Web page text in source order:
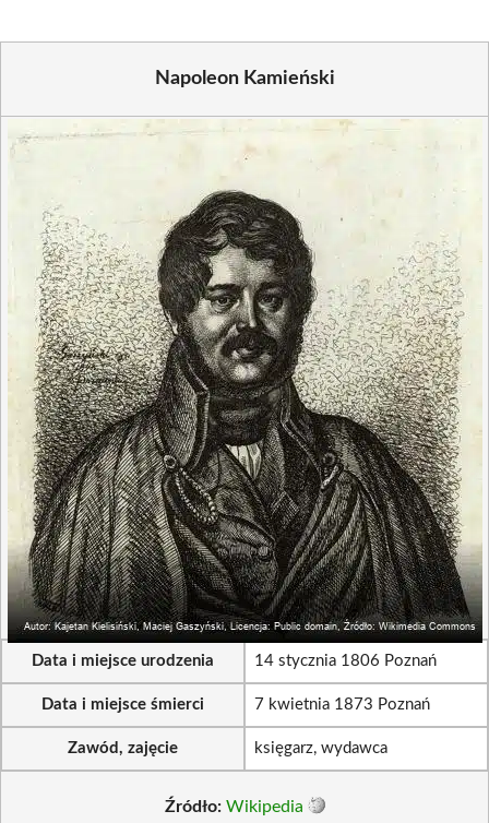
Napoleon Kamieński
Data i miejsce urodzenia 14 stycznia 1806 Poznań
Data i miejsce śmierci 7 kwietnia 1873 Poznań
Zawód, zajęcie księgarz, wydawca
Źródło: Wikipedia